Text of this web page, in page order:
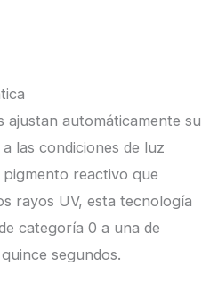
ajustan automáticamente su
las condiciones de luz
reactivo que
rayos UV, esta tecnología
categoría 0 a una de
segundos.